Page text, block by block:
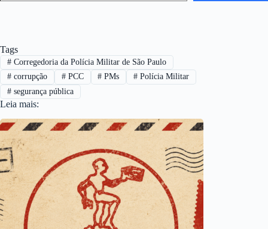
Tags
#Corregedoria da Polícia Militar de São Paulo
#corrupção #PCC # PMs # Polícia Militar
#segurança pública
Leia mais: